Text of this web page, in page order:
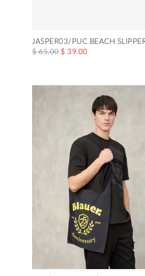
JASPER03/PUC BEACH
$ 65.00 $ 39.00